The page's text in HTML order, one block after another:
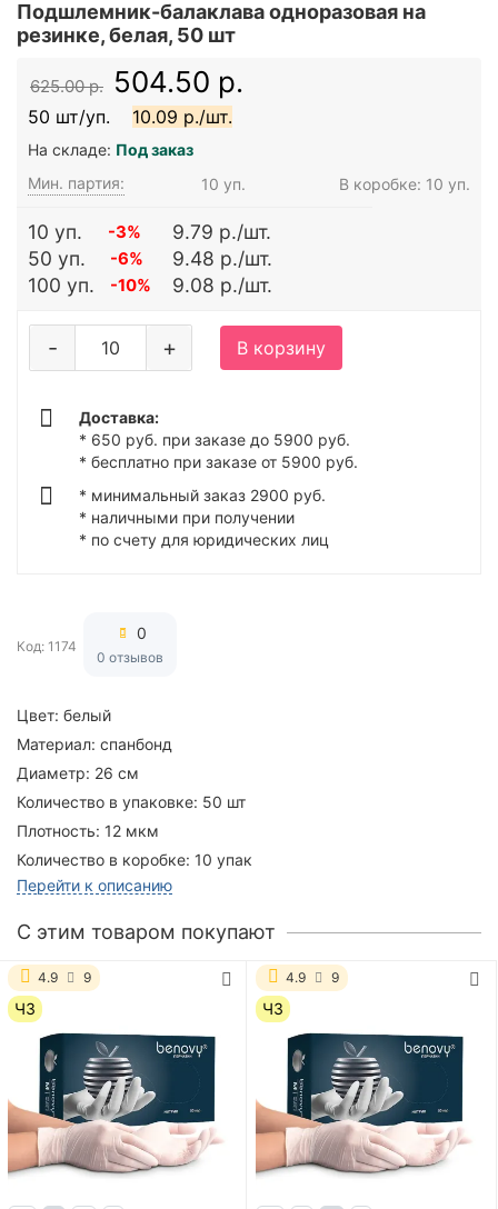
Подшлемник-балаклава одноразовая на
резинке, белая, 50 шт
Цвет: белый
Материал: спанбонд
Диаметр: 26 см
Количество в упаковке: 50 шт
Плотность: 12 мкм
Количество в коробке: 10 упак
Перейти к описанию
625.00 р. 504.50 р.
50 шт/уп. 10.09 р./шт.
На складе: Под заказ
Мин. партия:
10 уп. В коробке: 10 уп.
10 уп. -3%
9.79 р./шт.
50 уп.
-6%
9.48 р./шт.
100 уп.
-10% 9.08 р./шт.
+
- В корзину
Доставка:
* 650 руб. при заказе до 5900 руб.
* бесплатно при заказе от 5900 руб.
* минимальный заказ 2900 руб.
* наличными при получении
* по счету для юридических лиц
Код: 1174
0
0 отзывов
C этим товаром покупают
4.9 9
ЧЗ
4.9 9
ЧЗ